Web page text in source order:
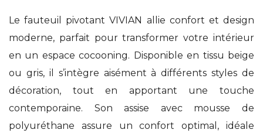
Le fauteuil pivotant VIVIAN allie confort et design
moderne, parfait pour transformer votre intérieur
en un espace cocooning. Disponible en tissu beige
ou gris, il s’intègre aisément à différents styles de
décoration, tout en apportant une touche
contemporaine. Son assise avec mousse de
polyuréthane assure un confort optimal, idéale